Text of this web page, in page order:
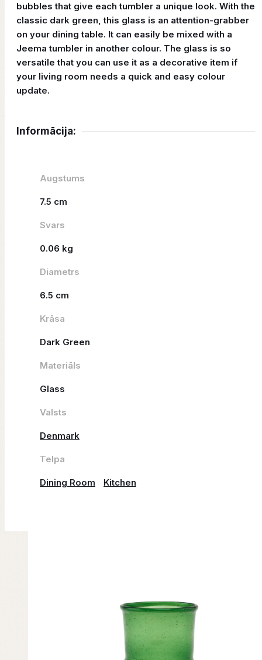
bubbles that give each tumbler a unique look. With the
classic dark green, this glass is an attention-grabber
on your dining table. It can easily be mixed with a
Jeema tumbler in another colour. The glass is so
versatile that you can use it as a decorative item if
your living room needs a quick and easy colour
update.
Informācija:
Augstums
7.5 cm
Svars
0.06 kg
Diametrs
6.5 cm
Krāsa
Dark Green
Materiāls
Glass
Valsts
Denmark
Telpa
Dining Room Kitchen